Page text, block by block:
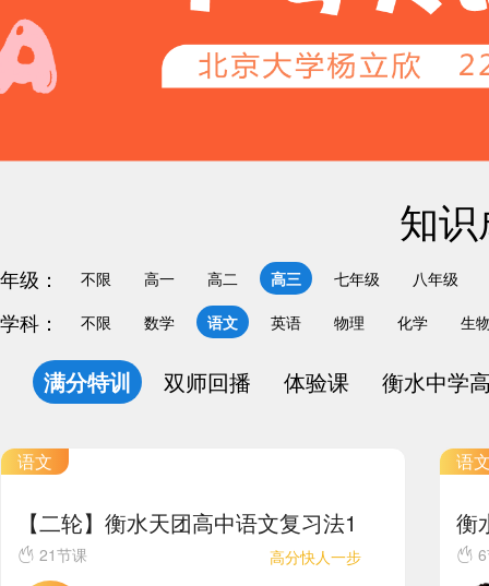
知
年级： 不限 高一 高二 高三 七年级 八年级
学科： 不限 数学 语文 英语 物理 化学 生
满分特训 双师回播 体验课 衡水中学
语文
【二轮】衡水天团高中语文复习法1
21节课 高分快人一步
语
衡